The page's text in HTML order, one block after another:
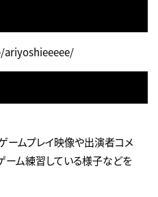
ームプレイ映像や出演者コメ
ーム練習している様子などを